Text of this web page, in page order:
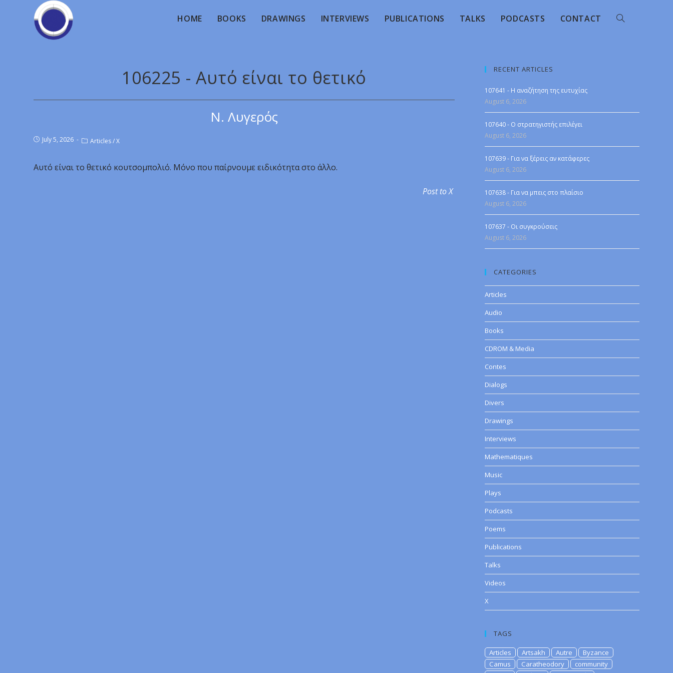
HOME BOOKS DRAWINGS INTERVIEWS PUBLICATIONS TALKS PODCASTS CONTACT
106225 - Αυτό είναι το θετικό
Ν. Λυγερός
July 5, 2026 Articles/X
Αυτό είναι το θετικό κουτσομπολιό. Μόνο που παίρνουμε ειδικότητα στο άλλο.
Post to X
RECENT ARTICLES
107641 - Η αναζήτηση της ευτυχίας
August 6, 2026
107640 - Ο στρατηγιστής επιλέγει
August 6, 2026
107639 - Για να ξέρεις αν κατάφερες
August 6, 2026
107638 - Για να μπεις στο πλαίσιο
August 6, 2026
107637 - Οι συγκρούσεις
August 6, 2026
CATEGORIES
Articles
Audio
Books
CDROM & Media
Contes
Dialogs
Divers
Drawings
Interviews
Mathematiques
Music
Plays
Podcasts
Poems
Publications
Talks
Videos
X
TAGS
Articles Artsakh Autre
Byzance
Camus
Caratheodory
community